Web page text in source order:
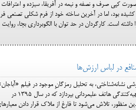
کپی صرف و نصفه و نیمه در آفریقا، سیزده و اعترافات
بود، اما در آخرین ساخته خود از فرم شکلی تصنعی
داشته است. کارگردان در حد توان با الگوبرداری بجا، روایت
در لباس ارزش‌ها
نشانه‌شناختی، به تحلیل رمزگانِ موجود در فیلم
به کارگردانی، نویسندگی و تهیه‌کنندگی هاتف علیمردانی بپردازد که در سال 1395 در
منظور، تلاش می‌شود تا فارغ از ملاک قرار دادن